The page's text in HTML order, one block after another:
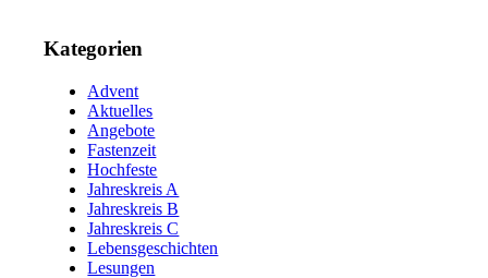
Kategorien
Advent
Aktuelles
Angebote
Fastenzeit
Hochfeste
Jahreskreis A
Jahreskreis B
Jahreskreis C
Lebensgeschichten
Lesungen